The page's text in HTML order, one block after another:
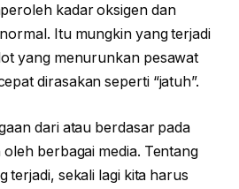
kadar oksigen dan
Itu mungkin yang terjadi
yang menurunkan pesawat
dirasakan seperti “jatuh”.
dari atau berdasar pada
berbagai media. Tentang
terjadi, sekali lagi kita harus